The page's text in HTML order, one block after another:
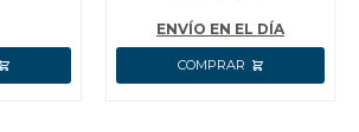
ENVÍO EN EL DÍA